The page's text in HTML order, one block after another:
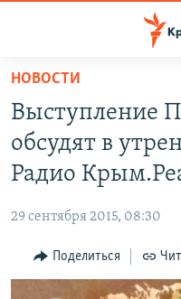
Вернуться
основному
содержанию
Вернутся
главной
навигации
Вернутся
СПЕЦПРОЕКТЫ
11 ЛЕТ ОККУПАЦИИ
ВОДА
ЕЩЕ
ИНТЕРАКТИВ
ИНФОГРАФИКА
РАДІО СВОБОДА
КАК ОБОЙТИ
НОВОСТИ
Выступление
обсудят в
Радио
29 сентября 2015, 08:30
Поделиться